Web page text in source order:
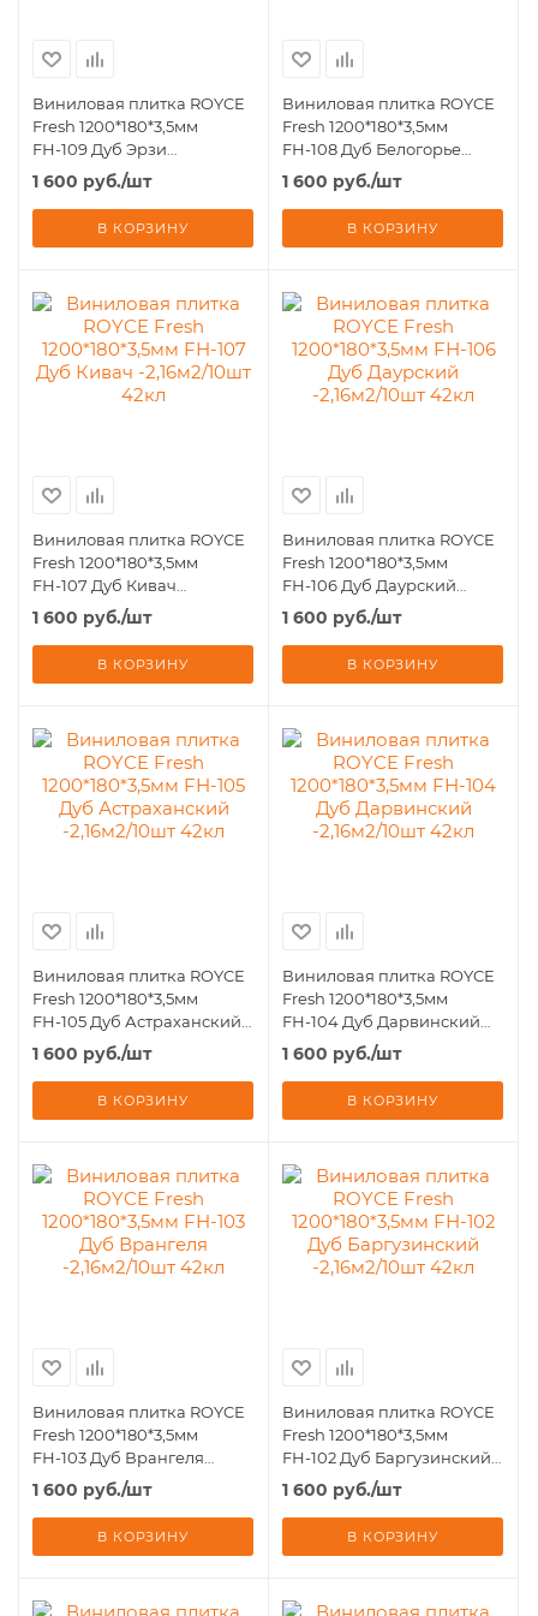
Виниловая плитка ROYCE
Fresh 1200*180*3,5мм
FН-109 Дуб Эрзи
-2,16м2/10шт 42кл
1 600 руб./шт
В КОРЗИНУ
Виниловая плитка ROYCE
Fresh 1200*180*3,5мм
FН-108 Дуб Белогорье
-2,16м2/10шт 42кл
1 600 руб./шт
В КОРЗИНУ
Виниловая плитка ROYCE
Fresh 1200*180*3,5мм
FН-107 Дуб Кивач
-2,16м2/10шт 42кл
1 600 руб./шт
В КОРЗИНУ
Виниловая плитка ROYCE
Fresh 1200*180*3,5мм
FН-106 Дуб Даурский
-2,16м2/10шт 42кл
1 600 руб./шт
В КОРЗИНУ
Виниловая плитка ROYCE
Fresh 1200*180*3,5мм
FН-105 Дуб Астраханский
-2,16м2/10шт 42кл
1 600 руб./шт
В КОРЗИНУ
Виниловая плитка ROYCE
Fresh 1200*180*3,5мм
FН-104 Дуб Дарвинский
-2,16м2/10шт 42кл
1 600 руб./шт
В КОРЗИНУ
Виниловая плитка ROYCE
Fresh 1200*180*3,5мм
FН-103 Дуб Врангеля
-2,16м2/10шт 42кл
1 600 руб./шт
В КОРЗИНУ
Виниловая плитка ROYCE
Fresh 1200*180*3,5мм
FН-102 Дуб Баргузинский
-2,16м2/10шт 42кл
1 600 руб./шт
В КОРЗИНУ